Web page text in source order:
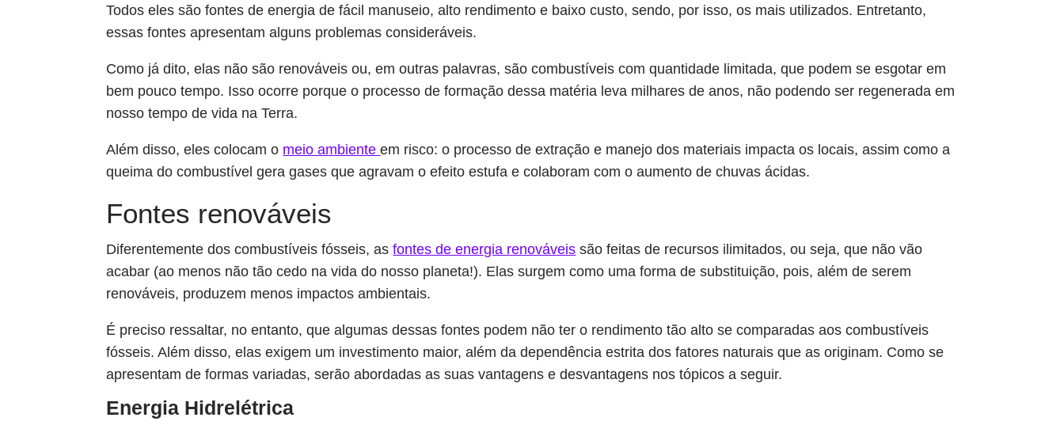
Todos eles são fontes de energia de fácil manuseio, alto rendimento e baixo custo, sendo, por isso, os mais utilizados. Entretanto,
essas fontes apresentam alguns problemas consideráveis.
Como já dito, elas não são renováveis ou, em outras palavras, são combustíveis com quantidade limitada, que podem se esgotar em
bem pouco tempo. Isso ocorre porque o processo de formação dessa matéria leva milhares de anos, não podendo ser regenerada em
nosso tempo de vida na Terra.
Além disso, eles colocam o meio ambienteem risco: o processo de extração e manejo dos materiais impacta os locais, assim como a
queima do combustível gera gases que agravam o efeito estufa e colaboram com o aumento de chuvas ácidas.
Fontes renováveis
Diferentemente dos combustíveis fósseis, asfontes de energia renováveis são feitas de recursos ilimitados, ou seja, que não vão
acabar (ao menos não tão cedo na vida do nosso planeta!). Elas surgem como uma forma de substituição, pois, além de serem
renováveis, produzem menos impactos ambientais.
É preciso ressaltar, no entanto, que algumas dessas fontes podem não ter o rendimento tão alto se comparadas aos combustíveis
fósseis. Além disso, elas exigem um investimento maior, além da dependência estrita dos fatores naturais que as originam. Como se
apresentam de formas variadas, serão abordadas as suas vantagens e desvantagens nos tópicos a seguir.
Energia Hidrelétrica